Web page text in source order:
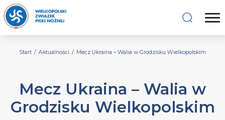
Start / Aktualności / Mecz Ukraina – Walia w Grodzisku Wielkopolskim
Mecz Ukraina – Walia w
Grodzisku Wielkopolskim